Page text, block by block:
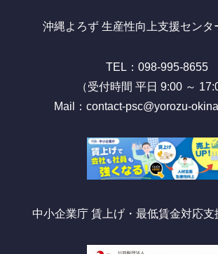
沖縄よろず 生産性向上支援センタ
TEL：098-995-8655
（受付時間 平日 9:00 ～
Mail：contact-psc@yorozu-
中小企業庁 賃上げ・最低賃金対応支